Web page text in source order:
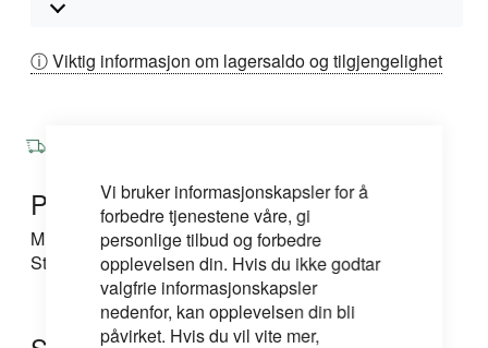
Vi bruker informasjonskapsler for å
forbedre tjenestene våre, gi
personlige tilbud og forbedre
opplevelsen din. Hvis du ikke godtar
valgfrie informasjonskapsler
nedenfor, kan opplevelsen din bli
påvirket. Hvis du vil vite mer,
ⓘ Viktig informasjon om lagersaldo og tilgjengelighet
Produktinformasjon
MDF 18x95x2440 mm, utforing hvitmalt S0502-Y.
Standard MDF utforing 95 mm bredde. 2440 mm.